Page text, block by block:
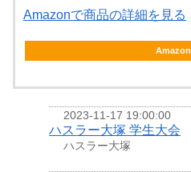
Amazonで商品の詳細を見る
Amazon
2023-11-17 19:00:00
ハスラー大塚 学生大会
ハスラー大塚